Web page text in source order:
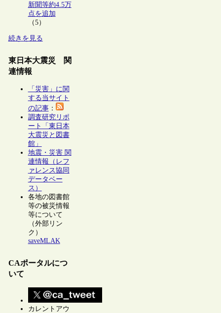
新聞等約4.5万
点を追加
（5）
続きを見る
東日本大震災 関
連情報
「災害」に関
する当サイト
の記事：
調査研究リポ
ート「東日本
大震災と図書
館」
地震・災害 関
連情報（レフ
ァレンス協同
データベー
ス）
各地の図書館
等の被災情報
等について
（外部リン
ク）
saveMLAK
CAポータルにつ
いて
カレントアウ